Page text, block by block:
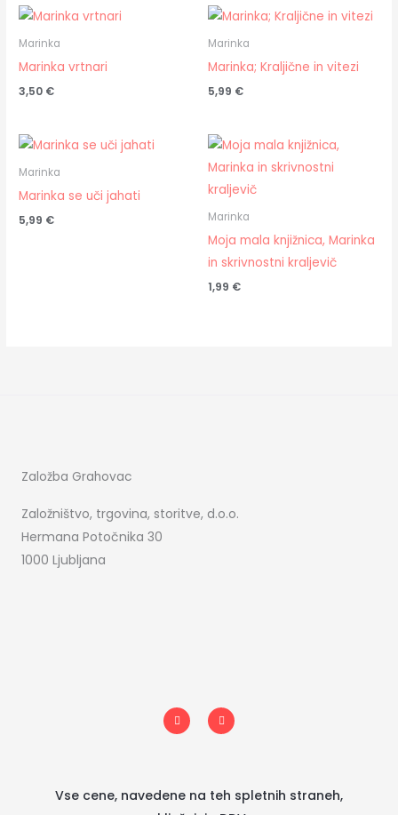
Marinka
Marinka vrtnari
3,50 €
Marinka
Marinka; Kraljične in vitezi
5,99 €
Marinka
Marinka se uči jahati
5,99 € Marinka
Moja mala knjižnica, Marinka
in skrivnostni kraljevič
1,99 €
Založba Grahovac
Založništvo, trgovina, storitve, d.o.o.
Hermana Potočnika 30
1000 Ljubljana
n
s
t
a
c
e
-
f
Vse cene, navedene na teh spletnih straneh,